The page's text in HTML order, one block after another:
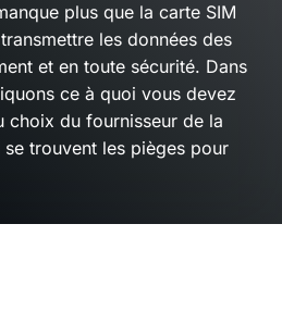
plus que la carte SIM
les données des
et en toute sécurité. Dans
ce à quoi vous devez
choix du fournisseur de la
trouvent les pièges pour